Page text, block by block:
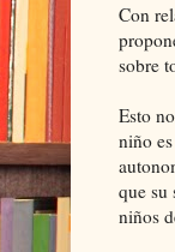
Con
sobre
Esto
niño
que su
niños